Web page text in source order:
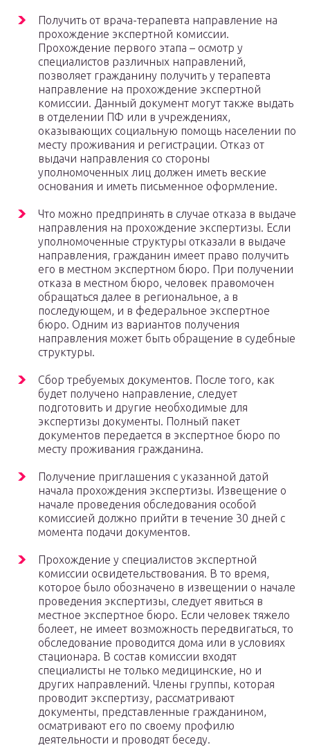
Получить от врача-терапевта направление на
прохождение экспертной комиссии.
Прохождение первого этапа – осмотр у
специалистов различных направлений,
позволяет гражданину получить у терапевта
направление на прохождение экспертной
комиссии. Данный документ могут также выдать
в отделении ПФ или в учреждениях,
оказывающих социальную помощь населении по
месту проживания и регистрации. Отказ от
выдачи направления со стороны
уполномоченных лиц должен иметь веские
основания и иметь письменное оформление.
Что можно предпринять в случае отказа в выдаче
направления на прохождение экспертизы. Если
уполномоченные структуры отказали в выдаче
направления, гражданин имеет право получить
его в местном экспертном бюро. При получении
отказа в местном бюро, человек правомочен
обращаться далее в региональное, а в
последующем, и в федеральное экспертное
бюро. Одним из вариантов получения
направления может быть обращение в судебные
структуры.
Сбор требуемых документов. После того, как
будет получено направление, следует
подготовить и другие необходимые для
экспертизы документы. Полный пакет
документов передается в экспертное бюро по
месту проживания гражданина.
Получение приглашения с указанной датой
начала прохождения экспертизы. Извещение о
начале проведения обследования особой
комиссией должно прийти в течение 30 дней с
момента подачи документов.
Прохождение у специалистов экспертной
комиссии освидетельствования. В то время,
которое было обозначено в извещении о начале
проведения экспертизы, следует явиться в
местное экспертное бюро. Если человек тяжело
болеет, не имеет возможность передвигаться, то
обследование проводится дома или в условиях
стационара. В состав комиссии входят
специалисты не только медицинские, но и
других направлений. Члены группы, которая
проводит экспертизу, рассматривают
документы, представленные гражданином,
осматривают его по своему профилю
деятельности и проводят беседу.